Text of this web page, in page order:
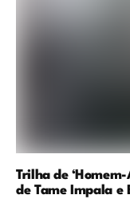
Trilha de
de Tame Impala e